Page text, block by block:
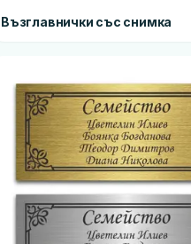
Възглавнички със снимка